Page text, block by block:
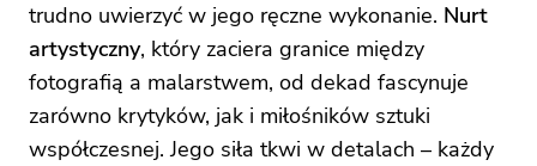
trudno uwierzyć w jego ręczne wykonanie. Nurt
artystyczny, który zaciera granice między
fotografią a malarstwem, od dekad fascynuje
zarówno krytyków, jak i miłośników sztuki
współczesnej. Jego siła tkwi w detalach – każdy